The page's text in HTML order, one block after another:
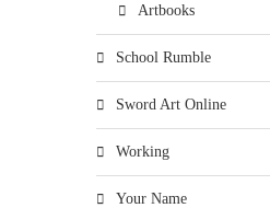
Artbooks
School Rumble
Sword Art Online
Working
Your Name